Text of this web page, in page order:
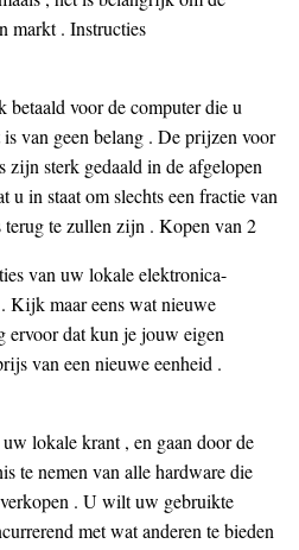
markt . Instructies
voor de computer die u
van geen belang . De prijzen voor
zijn sterk gedaald in de afgelopen
u in staat om slechts een fractie van
te zullen zijn . Kopen van 2
van uw lokale elektronica-
Kijk maar eens wat nieuwe
ervoor dat kun je jouw eigen
van een nieuwe eenheid .
lokale krant , en gaan door de
te nemen van alle hardware die
. U wilt uw gebruikte
met wat anderen te bieden